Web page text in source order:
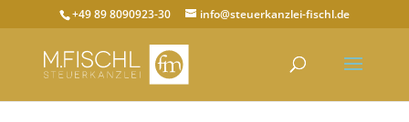
+49 89 8090923-30 info@steuerkanzlei-fischl.de